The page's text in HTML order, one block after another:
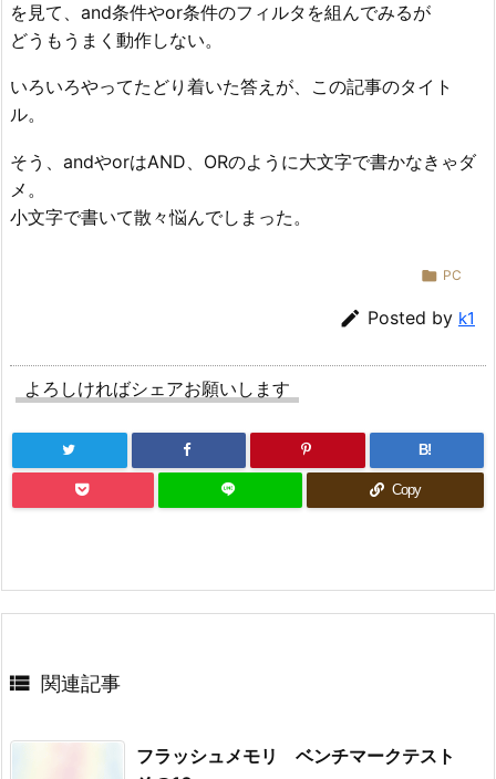
を見て、and条件やor条件のフィルタを組んでみるが
どうもうまく動作しない。
いろいろやってたどり着いた答えが、この記事のタイト
ル。
そう、andやorはAND、ORのように大文字で書かなきゃダ
メ。
小文字で書いて散々悩んでしまった。
 PC
 Posted by k1
よろしければシェアお願いします
B!
Copy
 関連記事
フラッシュメモリ ベンチマークテスト